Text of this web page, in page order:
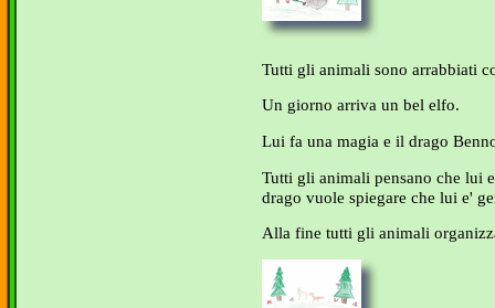
Tutti gli animali sono arrabbiati
Un giorno arriva un bel elfo.
Lui fa una magia e il drago
Tutti gli animali pensano che lui
drago vuole spiegare che lui e'
Alla fine tutti gli animali